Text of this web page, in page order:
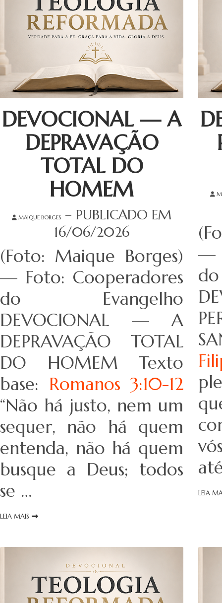
DEVOCIONAL — A
DEPRAVAÇÃO
TOTAL DO
HOMEM
MAIQUE BORGES
– PUBLICADO EM
16/06/2026
(Foto: Maique Borges)
— Foto: Cooperadores
do Evangelho
DEVOCIONAL — A
DEPRAVAÇÃO TOTAL
DO HOMEM Texto
base: Romanos 3:10-12
“Não há justo, nem um
sequer, não há quem
entenda, não há quem
busque a Deus; todos
se …
LEIA MAIS
—
LEIA